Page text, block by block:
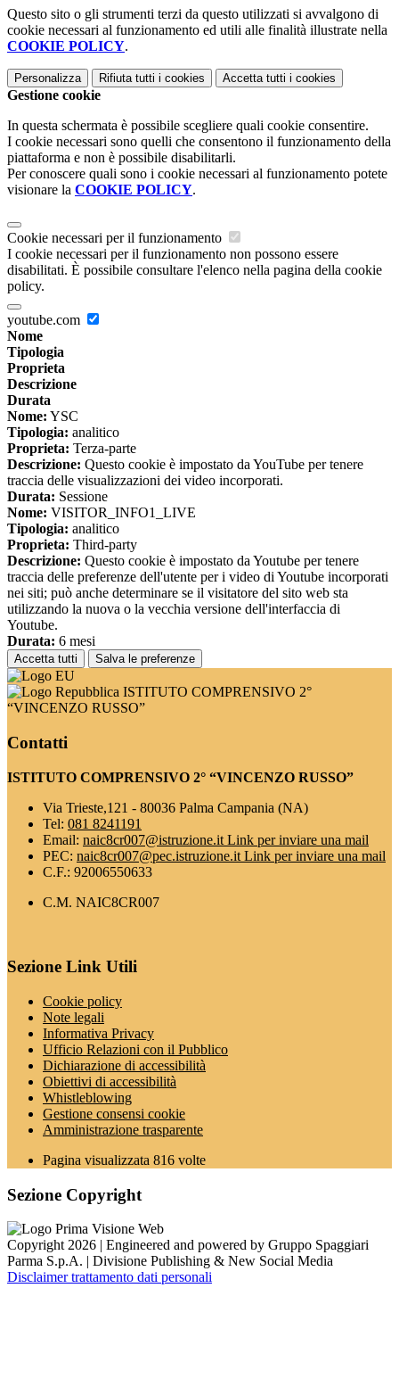
Questo sito o gli strumenti terzi da questo utilizzati si avvalgono di
cookie necessari al funzionamento ed utili alle finalità illustrate nella
COOKIE POLICY.
Personalizza Rifiuta tutti i cookies Accetta tutti i cookies
Gestione cookie
In questa schermata è possibile scegliere quali cookie consentire.
I cookie necessari sono quelli che consentono il funzionamento della
piattaforma e non è possibile disabilitarli.
Per conoscere quali sono i cookie necessari al funzionamento potete
visionare la COOKIE POLICY.
Cookie necessari per il funzionamento
I cookie necessari per il funzionamento non possono essere
disabilitati. È possibile consultare l'elenco nella pagina della cookie
policy.
youtube.com
Nome
Tipologia
Proprieta
Descrizione
Durata
Nome: YSC
Tipologia: analitico
Proprieta: Terza-parte
Descrizione: Questo cookie è impostato da YouTube per tenere
traccia delle visualizzazioni dei video incorporati.
Durata: Sessione
Nome: VISITOR_INFO1_LIVE
Tipologia: analitico
Proprieta: Third-party
Descrizione: Questo cookie è impostato da Youtube per tenere
traccia delle preferenze dell'utente per i video di Youtube incorporati
nei siti; può anche determinare se il visitatore del sito web sta
utilizzando la nuova o la vecchia versione dell'interfaccia di
Youtube.
Durata: 6 mesi
Accetta tutti Salva le preferenze
ISTITUTO COMPRENSIVO 2°
“VINCENZO RUSSO”
Contatti
ISTITUTO COMPRENSIVO 2° “VINCENZO RUSSO”
Via Trieste,121 - 80036 Palma Campania (NA)
Tel: 081 8241191
Email: naic8cr007@istruzione.it Link per inviare una mail
PEC: naic8cr007@pec.istruzione.it Link per inviare una mail
C.F.: 92006550633
C.M. NAIC8CR007
Sezione Link Utili
Cookie policy
Note legali
Informativa Privacy
Ufficio Relazioni con il Pubblico
Dichiarazione di accessibilità
Obiettivi di accessibilità
Whistleblowing
Gestione consensi cookie
Amministrazione trasparente
Pagina visualizzata 816 volte
Sezione Copyright
Copyright 2026 | Engineered and powered by Gruppo Spaggiari
Parma S.p.A. | Divisione Publishing & New Social Media
Disclaimer trattamento dati personali